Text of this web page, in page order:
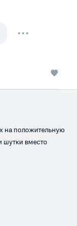
на положительную
шутки вместо